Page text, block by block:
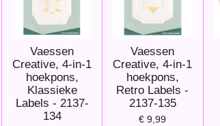
Vaessen
Creative, 4-in-1
hoekpons,
Klassieke
Labels - 2137-
134
Vaessen
Creative, 4-in-1
hoekpons,
Retro Labels -
2137-135
€ 9,99